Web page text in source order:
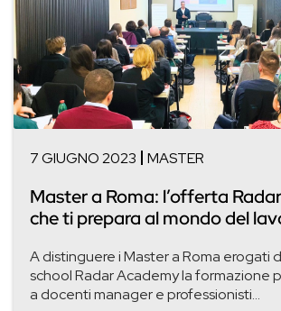
7 GIUGNO 2023 MASTER
Master a Roma: l’offerta
che ti prepara al mondo del
A distinguere i Master a Roma erogati
school Radar Academy la formazione
a docenti manager e professionisti...